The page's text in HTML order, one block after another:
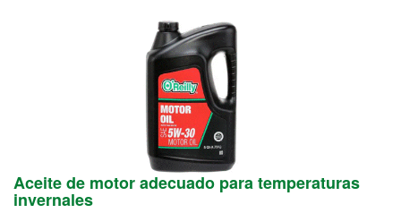
Aceite de motor adecuado para temperaturas
invernales